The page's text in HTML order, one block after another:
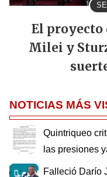
El proyecto
Milei y
NOTICIAS MÁS
Quintriqueo
las presiones
Falleció Darío